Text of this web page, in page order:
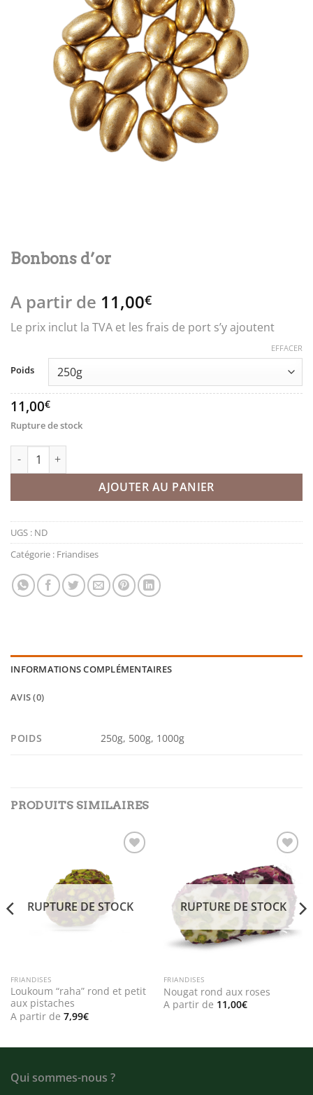
Bonbons d’or
A partir de 11,00€
Le prix inclut la TVA et les frais de port s’y ajoutent
Poids
EFFACER
11,00€
Rupture de stock
quantité de Bonbons d'or
AJOUTER AU PANIER
UGS : ND
Catégorie : Friandises
INFORMATIONS COMPLÉMENTAIRES
AVIS (0)
POIDS 250g, 500g, 1000g
PRODUITS SIMILAIRES
RUPTURE DE STOCK
FRIANDISES
Loukoum “raha” rond et petit
aux pistaches
A partir de 7,99€
Add to
wishlist
RUPTURE DE STOCK
FRIANDISES
Nougat rond aux roses
A partir de 11,00€
Qui sommes-nous ?